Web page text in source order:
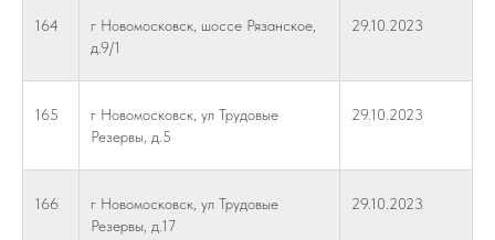
164
г Новомосковск, шоссе Рязанское,
д.9/1
29.10.2023
165
г Новомосковск, ул Трудовые
Резервы, д.5
29.10.2023
166
г Новомосковск, ул Трудовые
Резервы, д.17
29.10.2023